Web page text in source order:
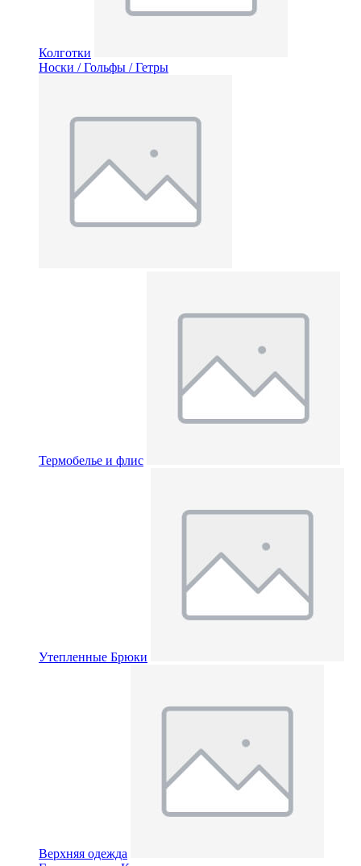
Колготки
Носки / Гольфы / Гетры
Термобелье и флис
Утепленные Брюки
Верхняя одежда